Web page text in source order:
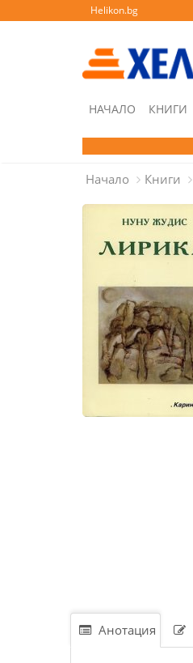
Helikon.bg
НАЧАЛО КНИГИ
Начало Книги
Анотация